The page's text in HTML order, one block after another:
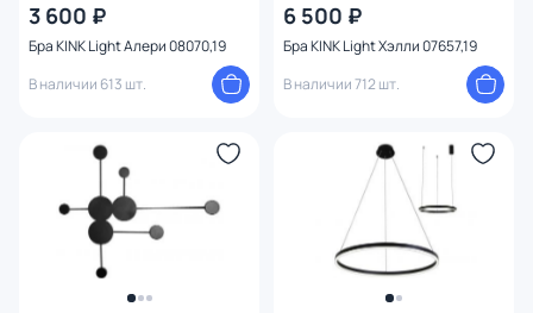
3 600 ₽
Бра KINK Light Алери 08070,19
В наличии 613 шт.
6 500 ₽
Бра KINK Light Хэлли 07657,19
В наличии 712 шт.